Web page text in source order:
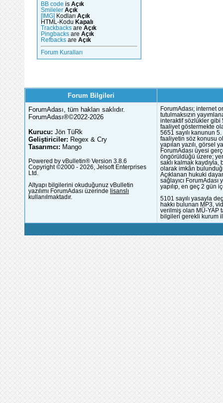
BB code is Açık
Smileler Açık
[IMG] Kodları Açık
HTML-Kodu Kapalı
Trackbacks are Açık
Pingbacks are Açık
Refbacks are Açık
Forum Kuralları
Forum Bilgileri
ForumAdası, tüm hakları saklıdır.
ForumAdası®©2022-2026
Kurucu: Jön TüRk
Geliştiriciler: Regex & Cry
Tasarımcı: Mango
Powered by vBulletin® Version 3.8.6
Copyright ©2000 - 2026, Jelsoft Enterprises
Ltd.
Altyapı bilgilerini okuduğunuz vBulletin
yazılımı ForumAdası üzerinde lisanslı
kullanılmaktadır.
ForumAdası; internet
tutulmaksızın
interaktif sözlükler gibi
faaliyet göstermekte
5651 sayılı kanunun
faaliyetin söz konusu
yapılan yazılı, görsel
ForumAdası üyesi
öngörüldüğü üzere;
saklı kalmak
olarak imkân
Açıklanan hukuki
sağlayıcı
yapılıp, en geç 2 gün
5101 sayılı yasayla
hakkı bulunan MP3,
verilmiş olan MÜ-YAP
bilgileri gerekli kurum